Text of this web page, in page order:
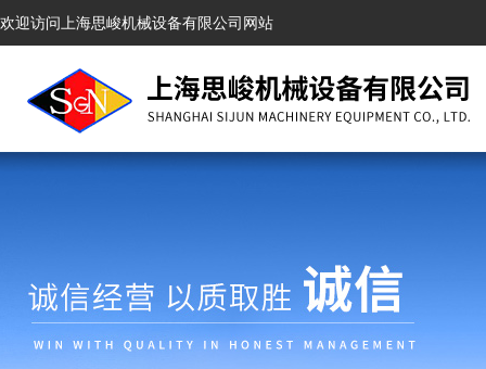
欢迎访问上海思峻机械设备有限公司网站